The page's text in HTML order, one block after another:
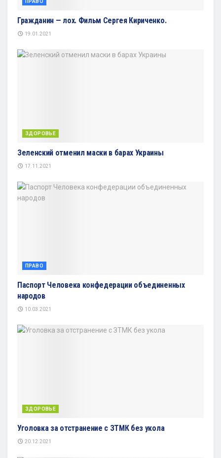
ПРАВО
Гражданин — лох. Фильм Сергея Кириченко.
19.01.2021
ЗДОРОВЬЕ
Зеленский отменил маски в барах Украины
17.11.2021
ПРАВО
Паспорт Человека конфедерации объединенных
народов
10.03.2021
ЗДОРОВЬЕ
Уголовка за отстранение с ЗТМК без укола
20.12.2021